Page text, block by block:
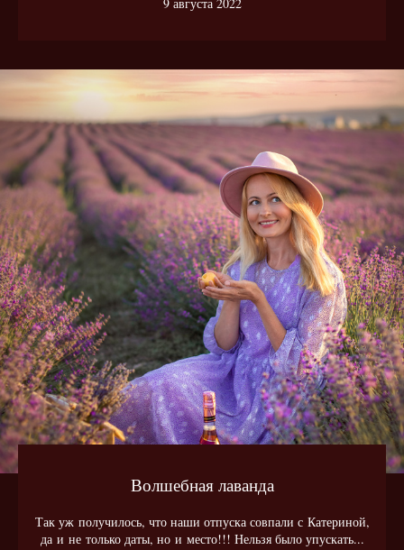
Волшебная лаванда
Так уж получилось, что наши отпуска совпали с Катериной,
да и не только даты, но и место!!! Нельзя было упускать...